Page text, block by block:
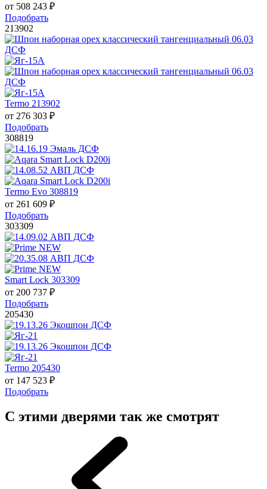
от 508 243 ₽
Подобрать
213902
Termo 213902
от 276 303 ₽
Подобрать
308819
Termo Evo 308819
от 261 609 ₽
Подобрать
303309
Smart Lock 303309
от 200 737 ₽
Подобрать
205430
Termo 205430
от 147 523 ₽
Подобрать
С этими дверями так же смотрят